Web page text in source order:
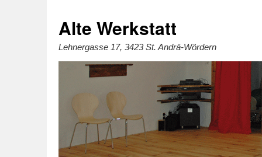
Alte Werkstatt
Lehnergasse 17, 3423 St. Andrä-Wördern